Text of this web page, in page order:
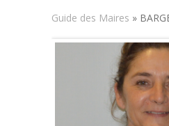
Guide des Maires »